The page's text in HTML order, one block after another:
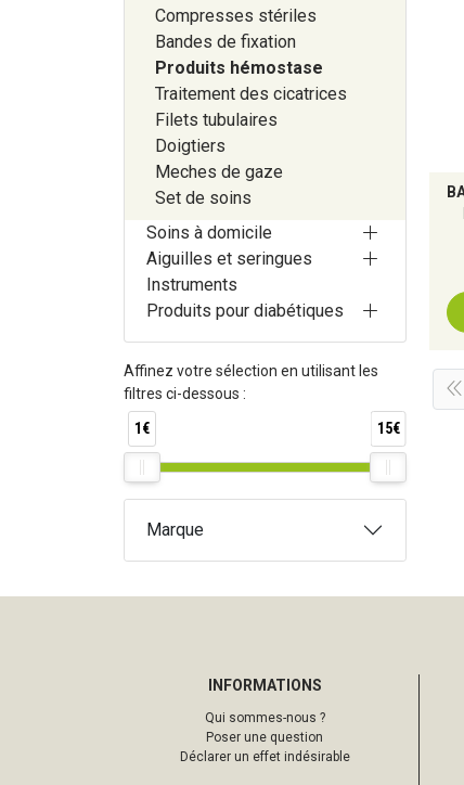
Compresses stériles
Bandes de fixation
Produits hémostase
Traitement des cicatrices
Filets tubulaires
Doigtiers
Meches de gaze
Set de soins
Soins à domicile
Aiguilles et seringues
Instruments
Produits pour diabétiques
Affinez votre sélection en utilisant les
filtres ci-dessous :
1€ 15€
Marque
INFORMATIONS
Qui sommes-nous ?
Poser une question
Déclarer un effet indésirable